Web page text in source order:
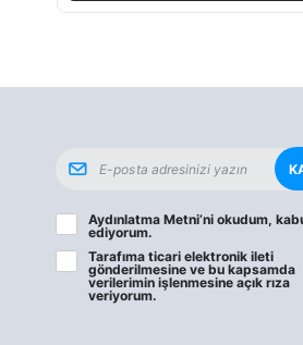
Aydınlatma Metni’ni okudum,
ediyorum.
Tarafıma ticari elektronik ileti
gönderilmesine ve bu kapsamda
verilerimin işlenmesineaçık rıza
veriyorum.